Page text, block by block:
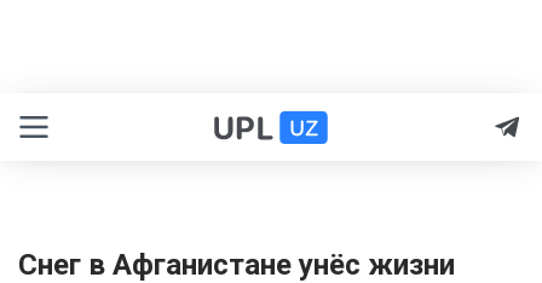
Снег в Афганистане унёс жизни